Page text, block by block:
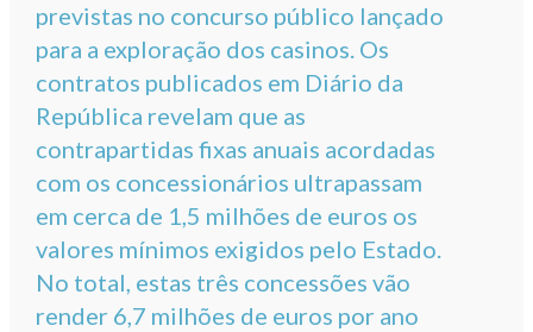
previstas no concurso público lançado
para a exploração dos casinos. Os
contratos publicados em Diário da
República revelam que as
contrapartidas fixas anuais acordadas
com os concessionários ultrapassam
em cerca de 1,5 milhões de euros os
valores mínimos exigidos pelo Estado.
No total, estas três concessões vão
render 6,7 milhões de euros por ano